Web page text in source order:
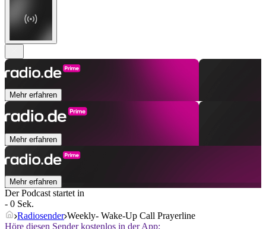
Mehr erfahren
Mehr erfahren
Mehr erfahren
Der Podcast startet in
- 0 Sek.
Radiosender Weekly- Wake-Up Call Prayerline
Höre diesen Sender kostenlos in der App: